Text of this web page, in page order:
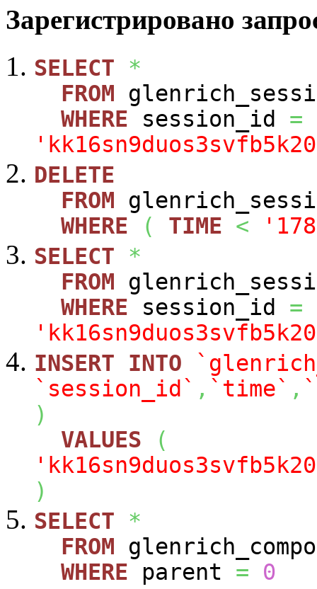
Зарегистрировано
SELECT
*
FROM
WHERE session_id =
DELETE
FROM
WHERE
( TIME <
SELECT
*
FROM
WHERE session_id =
INSERT
INTO
`session_id` , `time` ,
)
VALUES
(
)
SELECT
*
FROM
WHERE parent =
0